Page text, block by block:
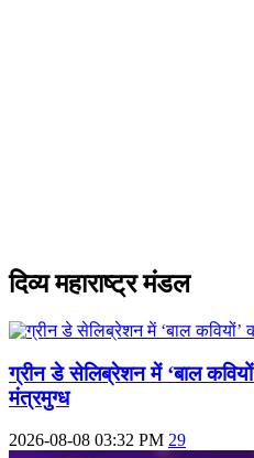
दिव्य महाराष्ट्र मंडल
ग्रीन डे सेलिब्रेशन में ‘बाल
मंत्रमुग्ध
2026-08-08 03:32 PM 29